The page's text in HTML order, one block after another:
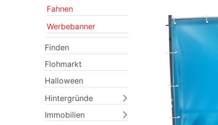
Fahnen
Werbebanner
Finden
Flohmarkt
Halloween
Hintergründe
Immobilien
Previous